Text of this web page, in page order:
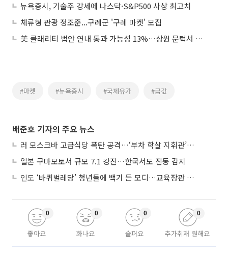
뉴욕증시, 기술주 강세에 나스닥·S&P500 사상 최고치
체류형 관광 정조준...구례군 '구례 마켓' 모집
美 클래리티 법안 연내 통과 가능성 13%…상원 문턱서 제동
#마켓 #뉴욕증시 #국제유가 #금값
배준호 기자의 주요 뉴스
러 모스크바 고급식당 폭탄 공격…‘부차 학살 지휘관’ 노렸나
일본 구마모토서 규모 7.1 강진…한국서도 진동 감지
인도 ‘바퀴벌레당’ 청년들에 백기 든 모디…교육장관 사퇴
좋아요
0
화나요
0
슬퍼요
0
추가취재 원해요
0